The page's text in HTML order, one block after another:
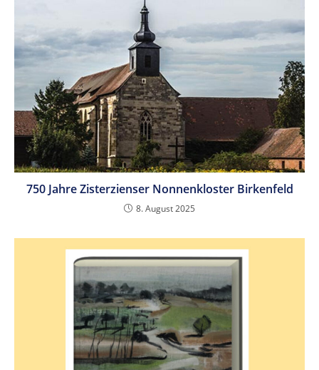
750 Jahre Zisterzienser Nonnenkloster Birkenfeld
8. August 2025